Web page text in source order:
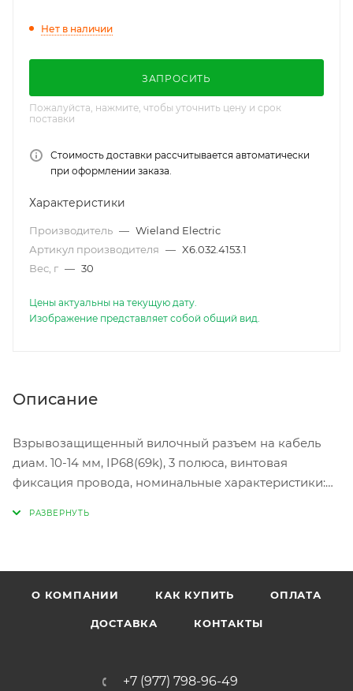
Classic
Нет в наличии
ЗАПРОСИТЬ
Пожалуйста, нажмите, чтобы уточнить цену и срок
поставки
Стоимость доставки рассчитывается автоматически
при оформлении заказа.
Характеристики
Производитель — Wieland Electric
Артикул производителя — X6.032.4153.1
Вес, г — 30
Цены актуальны на текущую дату.
Изображение представляет собой общий вид.
Описание
Взрывозащищенный вилочный разъем на кабель
диам. 10-14 мм, IP68(69k), 3 полюса, винтовая
фиксация провода, номинальные характеристики:
О КОМПАНИИ КАК КУПИТЬ ОПЛАТА
ДОСТАВКА КОНТАКТЫ
+7 (977) 798-96-49